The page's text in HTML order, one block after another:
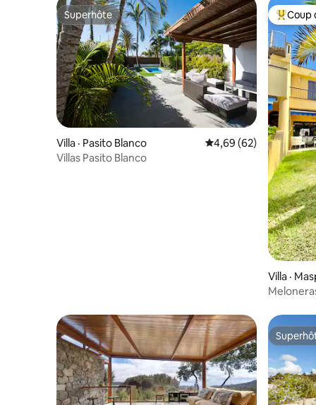
Superhôte
Superhôte
Villa · Pasito Blanco Note moyenne de
4,69 (62)
Villas Pasito Blanco
Coup
Coup
Villa ·